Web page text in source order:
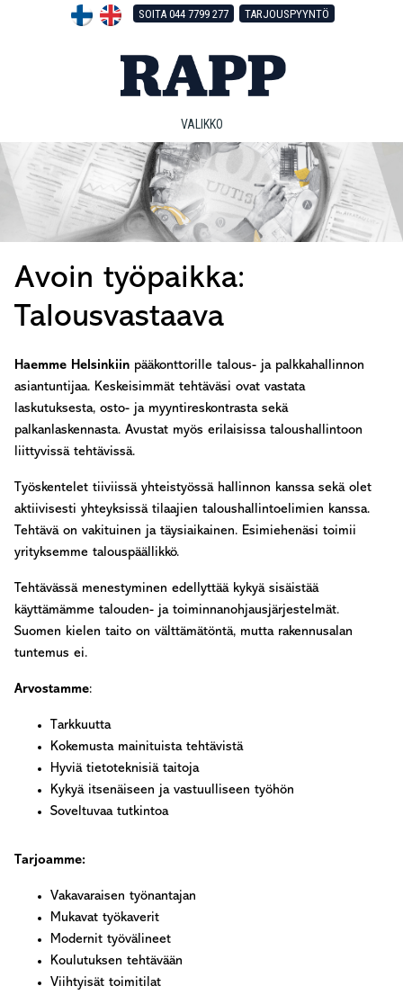
SOITA 044 7799 277 TARJOUSPYYNTÖ
VALIKKO
Avoin työpaikka:
Talousvastaava
Haemme Helsinkiin pääkonttorille talous- ja palkkahallinnon
asiantuntijaa. Keskeisimmät tehtäväsi ovat vastata
laskutuksesta, osto- ja myyntireskontrasta sekä
palkanlaskennasta. Avustat myös erilaisissa taloushallintoon
liittyvissä tehtävissä.
Työskentelet tiiviissä yhteistyössä hallinnon kanssa sekä olet
aktiivisesti yhteyksissä tilaajien taloushallintoelimien kanssa.
Tehtävä on vakituinen ja täysiaikainen. Esimiehenäsi toimii
yrityksemme talouspäällikkö.
Tehtävässä menestyminen edellyttää kykyä sisäistää
käyttämämme talouden- ja toiminnanohjausjärjestelmät.
Suomen kielen taito on välttämätöntä, mutta rakennusalan
tuntemus ei.
Arvostamme:
Tarkkuutta
Kokemusta mainituista tehtävistä
Hyviä tietoteknisiä taitoja
Kykyä itsenäiseen ja vastuulliseen työhön
Soveltuvaa tutkintoa
Tarjoamme:
Vakavaraisen työnantajan
Mukavat työkaverit
Modernit työvälineet
Koulutuksen tehtävään
Viihtyisät toimitilat